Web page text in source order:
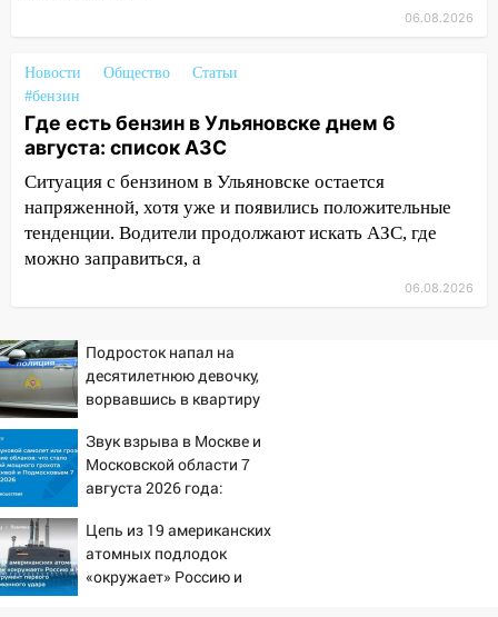
На нескольких улицах Ульяновска
10:14
В Ульяновске двоих участников
коррупционной схемы при ЦГКБ
отправили в колонию на 7 и 8 лет
09:52 Ночью беспилотники сбили над
соседними Татарстаном и Саратовской
областью
09:41
Диана Шурыгина уверовала в
09:35
будут судить за неуплату налогов на 48
млн рублей
08:22
велосипедистку: пострадали двое
Жара возвращается: ожидается
знойный и сухой четверг
06:00
Под Ульяновском при развороте
пострадал 38-летний водитель
иномарки
06.08.2026
Новости Общество
Статьи
#бензин
Где есть бензин в Ульяновске днем 6
августа: список АЗС
Ситуация с бензином в Ульяновске остается
напряженной, хотя уже и появились положительные
тенденции. Водители продолжают искать АЗС, где
можно заправиться, а
06.08.2026
Подросток напал на
десятилетнюю девочку,
ворвавшись в квартиру
Звук взрыва в Москве и
Московской области 7
августа 2026 года:
откуда был громкий
хлопок
Цепь из 19 американских
атомных подлодок
«окружает» Россию и